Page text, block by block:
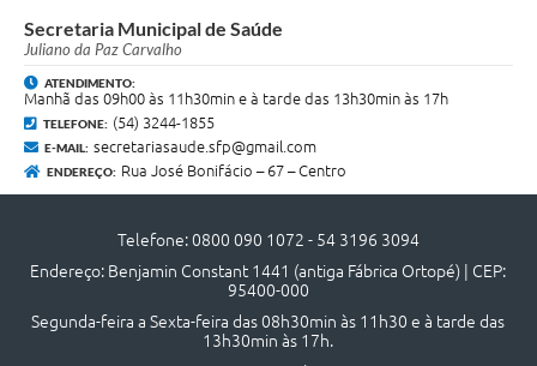
Legislação consolidada
GERAR BOLETO DE IPTU/ISS/ALVARÁ/CERTIDÕES
Dúvidas frequentes
câmara de vereadores
Secretaria Municipal de Saúde
Juliano da Paz Carvalho
ATENDIMENTO:
Manhã das 09h00 às 11h30min e à tarde das 13h30min às 17h
TELEFONE: (54) 3244-1855
E-MAIL: secretariasaude.sfp@gmail.com
ENDEREÇO: Rua José Bonifácio – 67 – Centro
Telefone: 0800 090 1072 - 54 3196 3094
Endereço: Benjamin Constant 1441 (antiga Fábrica Ortopé) | CEP:
95400-000
Segunda-feira a Sexta-feira das 08h30min às 11h30 e à tarde das
13h30min às 17h.